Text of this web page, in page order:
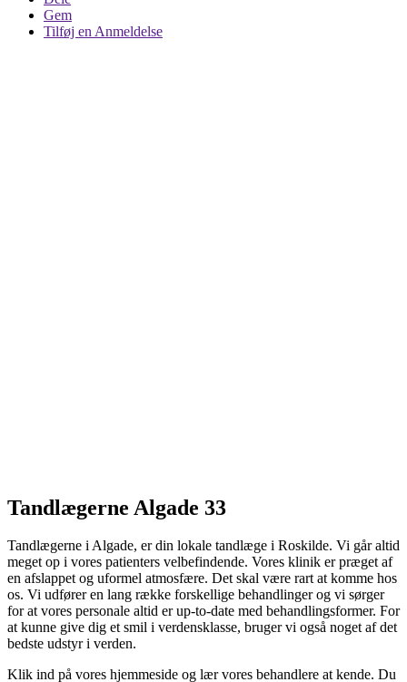
Gem
Tilføj en Anmeldelse
Tandlægerne Algade 33
Tandlægerne i Algade, er din lokale tandlæge i Roskilde. Vi går altid
meget op i vores patienters velbefindende. Vores klinik er præget af
en afslappet og uformel atmosfære. Det skal være rart at komme hos
os. Vi udfører en lang række forskellige behandlinger og vi sørger
for at vores personale altid er up-to-date med behandlingsformer. For
at kunne give dig et smil i verdensklasse, bruger vi også noget af det
bedste udstyr i verden.
Klik ind på vores hjemmeside og lær vores behandlere at kende. Du